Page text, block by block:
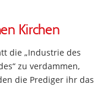
Kirchen
die „Industrie des
zu verdammen,
die Prediger ihr das